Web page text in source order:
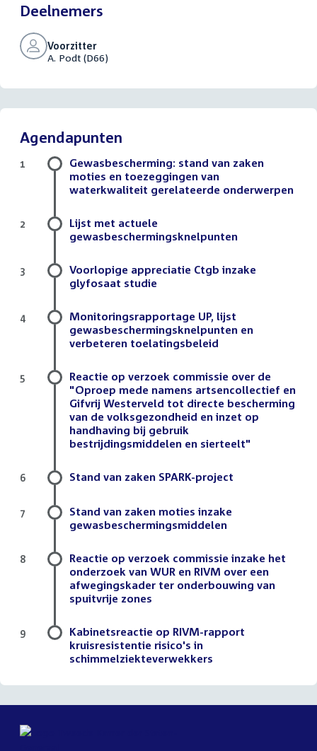
Deelnemers
Voorzitter
A. Podt (D66)
Agendapunten
Gewasbescherming: stand van zaken
moties en toezeggingen van
waterkwaliteit gerelateerde onderwerpen
1
Lijst met actuele
gewasbeschermingsknelpunten
2
Voorlopige appreciatie Ctgb inzake
glyfosaat studie
3
Monitoringsrapportage UP, lijst
gewasbeschermingsknelpunten en
verbeteren toelatingsbeleid
4
Reactie op verzoek commissie over de
"Oproep mede namens artsencollectief en
Gifvrij Westerveld tot directe bescherming
van de volksgezondheid en inzet op
handhaving bij gebruik
bestrijdingsmiddelen en sierteelt"
5
Stand van zaken SPARK-project
6
Stand van zaken moties inzake
gewasbeschermingsmiddelen
7
Reactie op verzoek commissie inzake het
onderzoek van WUR en RIVM over een
afwegingskader ter onderbouwing van
spuitvrije zones
8
Kabinetsreactie op RIVM-rapport
kruisresistentie risico's in
schimmelziekteverwekkers
9